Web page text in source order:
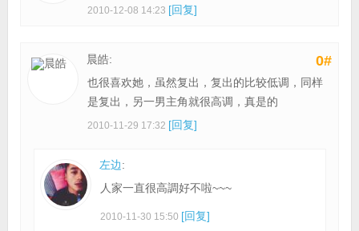
2010-12-08 14:23 [回复]
0#
晨皓:
也很喜欢她，虽然复出，复出的比较低调，同样
是复出，另一男主角就很高调，真是的
2010-11-29 17:32 [回复]
左边:
人家一直很高調好不啦~~~
2010-11-30 15:50 [回复]